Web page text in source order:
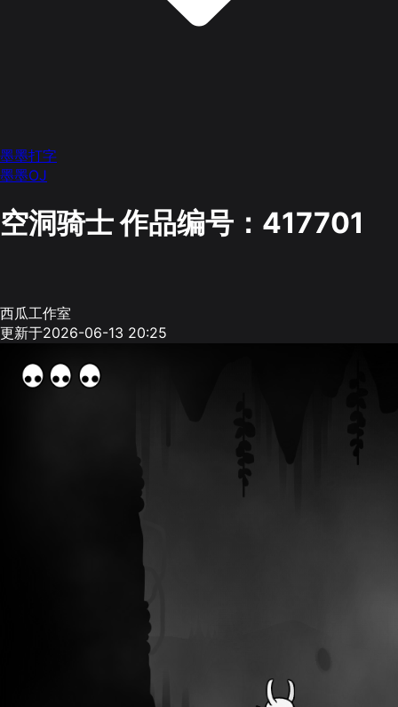
墨墨打字
墨墨OJ
空洞骑士作品编号：417701
西瓜工作室
更新于2026-06-13 20:25